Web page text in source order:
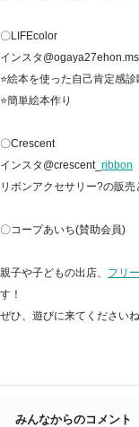
〇LIFEcolor
インスタ@ogaya27ehon.ms
⭐絵本を使った自己肯定感診
⭐簡単絵本作り
〇Crescent
インスタ@crescent_ ribbon
リボンアクセサリー?の販
〇コープあいち(賛助会員)
親子や子どもの出店、 フリ
す！
ぜひ、遊びに来てください
みんなからのコメント